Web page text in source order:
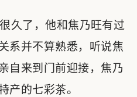
久了，他和焦乃旺有过
系并不算熟悉，听说焦
自来到门前迎接，焦乃
产的七彩茶。